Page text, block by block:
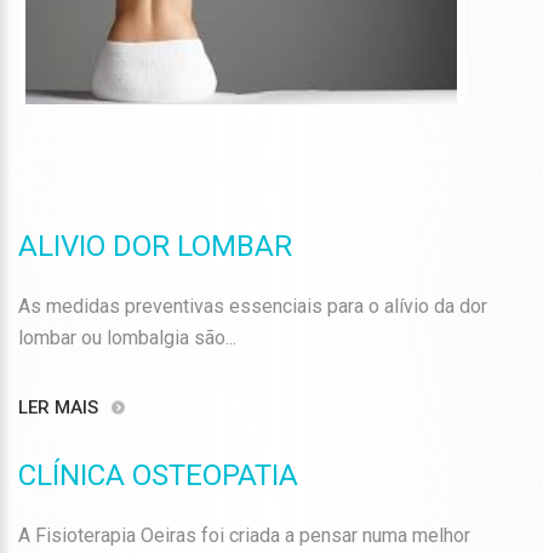
ALIVIO DOR LOMBAR
As medidas preventivas essenciais para o alívio da dor
lombar ou lombalgia são...
LER MAIS
CLÍNICA OSTEOPATIA
A Fisioterapia Oeiras foi criada a pensar numa melhor